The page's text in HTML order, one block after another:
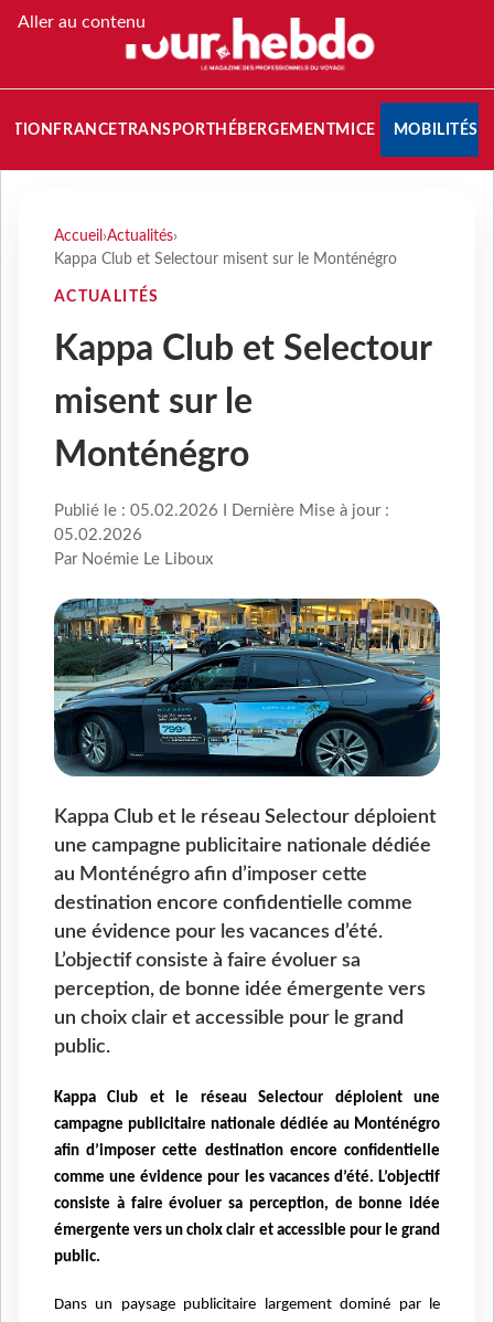
Aller au contenu
FRANCETRANSPORT HÉBERGEMENTMICE MOBILITÉS
Accueil ›Actualités›
Kappa Club et Selectour misent sur le Monténégro
ACTUALITÉS
Kappa Club et Selectour
misent sur le
Monténégro
Publié le : 05.02.2026 I Dernière Mise à jour :
05.02.2026
Par Noémie Le Liboux
Kappa Club et le réseau Selectour déploient
une campagne publicitaire nationale dédiée
au Monténégro afin d’imposer cette
destination encore confidentielle comme
une évidence pour les vacances d’été.
L’objectif consiste à faire évoluer sa
perception, de bonne idée émergente vers
un choix clair et accessible pour le grand
public.
Kappa Club et le réseau Selectour déploient une
campagne publicitaire nationale dédiée au Monténégro
afin d’imposer cette destination encore confidentielle
comme une évidence pour les vacances d’été. L’objectif
consiste à faire évoluer sa perception, de bonne idée
émergente vers un choix clair et accessible pour le grand
public.
Dans un paysage publicitaire largement dominé par le